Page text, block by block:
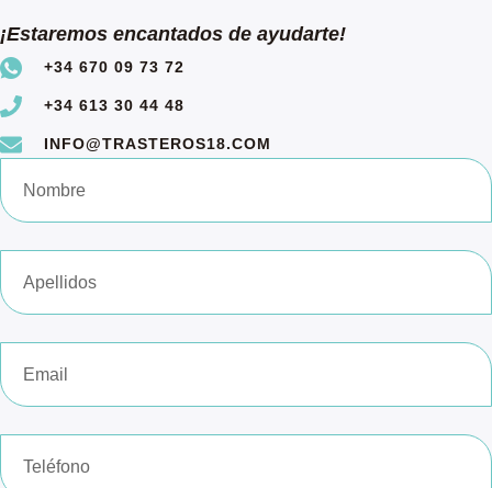
¡Estaremos encantados de ayudarte!
+34 670 09 73 72
+34 613 30 44 48
INFO@TRASTEROS18.COM